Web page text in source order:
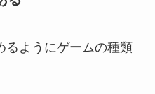
るようにゲームの種類